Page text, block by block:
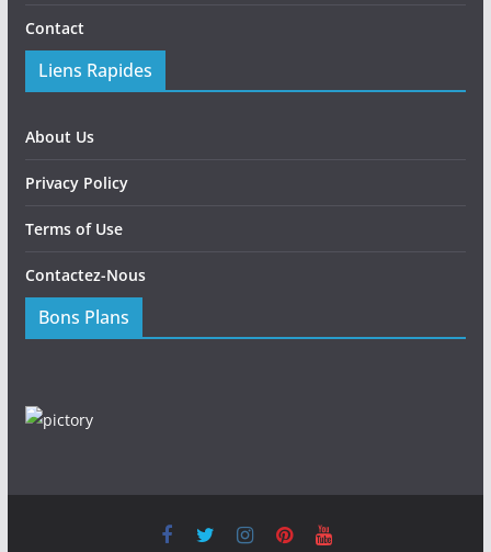
Contact
Liens Rapides
About Us
Privacy Policy
Terms of Use
Contactez-Nous
Bons Plans